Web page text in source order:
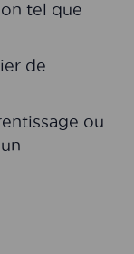
tel que
de
ou